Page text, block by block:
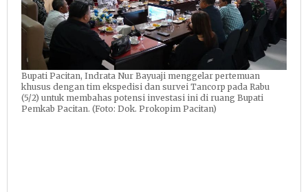
Bupati Pacitan, Indrata Nur Bayuaji menggelar pertemuan
khusus dengan tim ekspedisi dan survei Tancorp pada Rabu
(5/2) untuk membahas potensi investasi ini di ruang Bupati
Pemkab Pacitan. (Foto: Dok. Prokopim Pacitan)